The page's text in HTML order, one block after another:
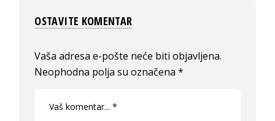
OSTAVITE KOMENTAR
Vaša adresa e-pošte neće biti objavljena.
Neophodna polja su označena*